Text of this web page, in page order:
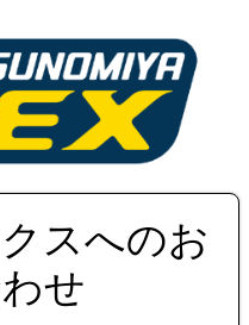
スへのお
せ